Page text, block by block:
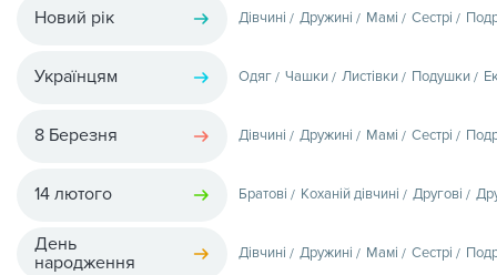
Новий рік Дівчині Дружині Мамі Сестрі
Українцям Одяг Чашки Листівки Подушки
8 Березня Дівчині Дружині Мамі Сестрі
14 лютого Братові Коханій дівчині Другові
День
народження
Дівчині Дружині Мамі Сестрі